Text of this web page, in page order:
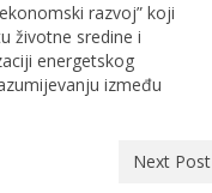
razvoj” koji
životne sredine i
energetskog
između
Next Post